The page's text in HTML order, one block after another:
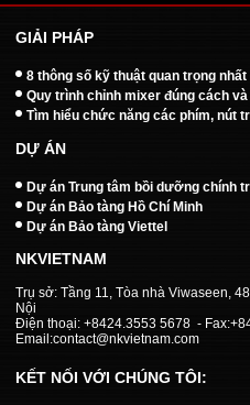
GIẢI PHÁP
8 thông số kỹ thuật quan trọng
Quy trình chỉnh mixer đúng cách
Tìm hiểu chức năng các phím, nút
DỰ ÁN
Dự án Trung tâm bồi dưỡng chính
Dự án Bảo tàng Hồ Chí Minh
Dự án Bảo tàng Viettel
NKVIETNAM
Trụ sở: Tầng 11, Tòa nhà Viwaseen,
Nội
Điện thoại: +8424.3553 5678 -
Email:contact@nkvietnam.com
KẾT NỐI VỚI CHÚNG TÔI: